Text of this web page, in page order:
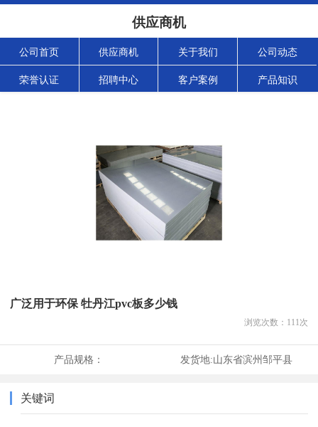
供应商机
公司首页 供应商机 关于我们 公司动态
荣誉认证 招聘中心 客户案例 产品知识
广泛用于环保 牡丹江pvc板多少钱
浏览次数： 111次
产品规格： 发货地:山东省滨州邹平县
关键词